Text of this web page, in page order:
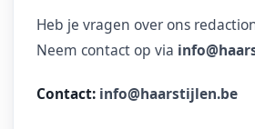
Heb je vragen over ons
Neem contact op via
Contact: info@haarstijlen.be